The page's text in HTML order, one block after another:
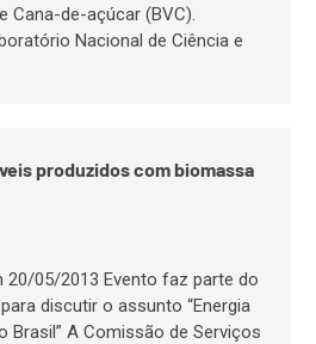
Cana-de-açúcar (BVC).
Nacional de Ciência e
produzidos com biomassa
20/05/2013 Evento faz parte do
discutir o assunto “Energia
Brasil” A Comissão de Serviços